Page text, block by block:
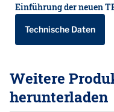
Einführung der neuen
Technische Daten
Weitere
herunterladen